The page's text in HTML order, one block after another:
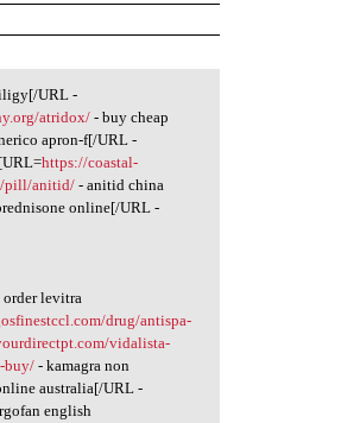
URL -
atridox/- buy cheap
apron-f[/URL -
https://coastal-
pill/anitid/ - anitid china
online[/URL -
levitra
drug/antispa-
vidalista-
buy/- kamagra non
australia[/URL -
english